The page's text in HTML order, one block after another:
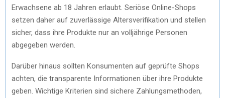
Erwachsene ab 18 Jahren erlaubt. Seriöse Online-Shops
setzen daher auf zuverlässige Altersverifikation und stellen
sicher, dass ihre Produkte nur an volljährige Personen
abgegeben werden.
Darüber hinaus sollten Konsumenten auf geprüfte Shops
achten, die transparente Informationen über ihre Produkte
geben. Wichtige Kriterien sind sichere Zahlungsmethoden,